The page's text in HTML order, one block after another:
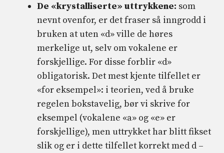
De «krystalliserte» uttrykkene: som
nevnt ovenfor, er det fraser så inngrodd i
bruken at uten «d» ville de høres
merkelige ut, selv om vokalene er
forskjellige. For disse forblir «d»
obligatorisk. Det mest kjente tilfellet er
«for eksempel»: i teorien, ved å bruke
regelen bokstavelig, bør vi skrive for
eksempel (vokalene «a» og «e» er
forskjellige), men uttrykket har blitt fikset
slik og er i dette tilfellet korrekt med d –